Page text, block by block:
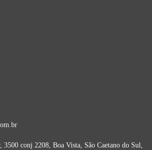
3500 conj 2208, Boa Vista, São Caetano do Sul,